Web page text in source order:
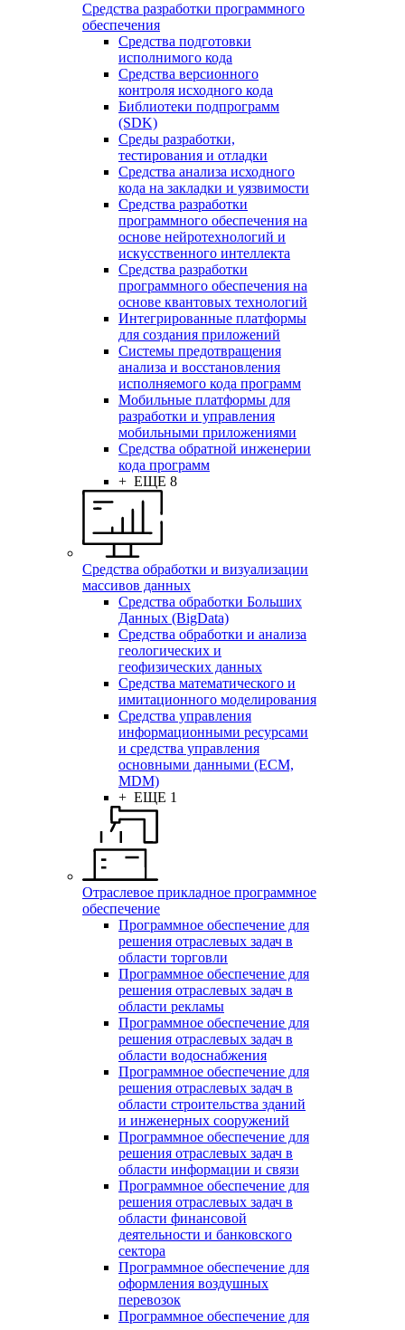
Средства разработки программного
обеспечения
Средства подготовки
исполнимого кода
Средства версионного
контроля исходного кода
Библиотеки подпрограмм
(SDK)
Среды разработки,
тестирования и отладки
Средства анализа исходного
кода на закладки и уязвимости
Средства разработки
программного обеспечения на
основе нейротехнологий и
искусственного интеллекта
Средства разработки
программного обеспечения на
основе квантовых технологий
Интегрированные платформы
для создания приложений
Системы предотвращения
анализа и восстановления
исполняемого кода программ
Мобильные платформы для
разработки и управления
мобильными приложениями
Средства обратной инженерии
кода программ
+ ЕЩЕ 8
Средства обработки и визуализации
массивов данных
Средства обработки Больших
Данных (BigData)
Средства обработки и анализа
геологических и
геофизических данных
Средства математического и
имитационного моделирования
Средства управления
информационными ресурсами
и средства управления
основными данными (ECM,
MDM)
+ ЕЩЕ 1
Отраслевое прикладное программное
обеспечение
Программное обеспечение для
решения отраслевых задач в
области торговли
Программное обеспечение для
решения отраслевых задач в
области рекламы
Программное обеспечение для
решения отраслевых задач в
области водоснабжения
Программное обеспечение для
решения отраслевых задач в
области строительства зданий
и инженерных сооружений
Программное обеспечение для
решения отраслевых задач в
области информации и связи
Программное обеспечение для
решения отраслевых задач в
области финансовой
деятельности и банковского
сектора
Программное обеспечение для
оформления воздушных
перевозок
Программное обеспечение для